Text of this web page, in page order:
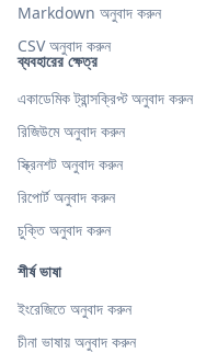
ব্যবহারের ক্ষেত্র
একাডেমিক ট্রান্সক্রিপ্ট অনুবাদ করুন
রিজিউমে অনুবাদ করুন
স্ক্রিনশট অনুবাদ করুন
রিপোর্ট অনুবাদ করুন
চুক্তি অনুবাদ করুন
শীর্ষ ভাষা
ইংরেজিতে অনুবাদ করুন
চীনা ভাষায় অনুবাদ করুন
Markdown অনুবাদ করুন
CSV অনুবাদ করুন